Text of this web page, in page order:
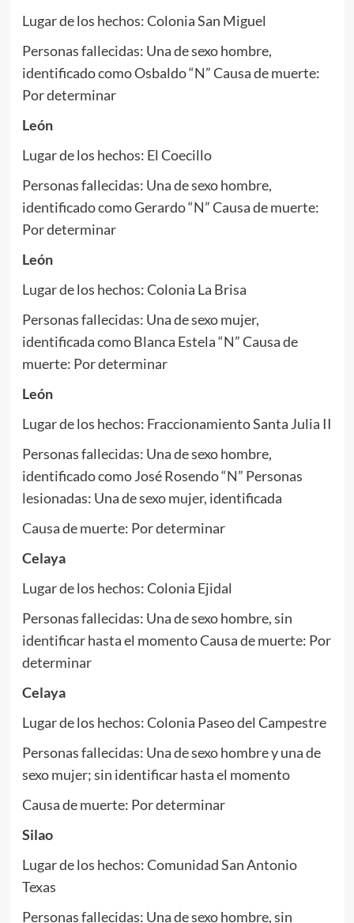
Lugar de los hechos: Colonia San Miguel
Personas fallecidas: Una de sexo hombre,
identificado como Osbaldo “N” Causa de muerte:
Por determinar
León
Lugar de los hechos: El Coecillo
Personas fallecidas: Una de sexo hombre,
identificado como Gerardo “N” Causa de muerte:
Por determinar
León
Lugar de los hechos: Colonia La Brisa
Personas fallecidas: Una de sexo mujer,
identificada como Blanca Estela “N” Causa de
muerte: Por determinar
León
Lugar de los hechos: Fraccionamiento Santa Julia II
Personas fallecidas: Una de sexo hombre,
identificado como José Rosendo “N” Personas
lesionadas: Una de sexo mujer, identificada
Causa de muerte: Por determinar
Celaya
Lugar de los hechos: Colonia Ejidal
Personas fallecidas: Una de sexo hombre, sin
identificar hasta el momento Causa de muerte: Por
determinar
Celaya
Lugar de los hechos: Colonia Paseo del Campestre
Personas fallecidas: Una de sexo hombre y una de
sexo mujer; sin identificar hasta el momento
Causa de muerte: Por determinar
Silao
Lugar de los hechos: Comunidad San Antonio
Texas
Personas fallecidas: Una de sexo hombre, sin